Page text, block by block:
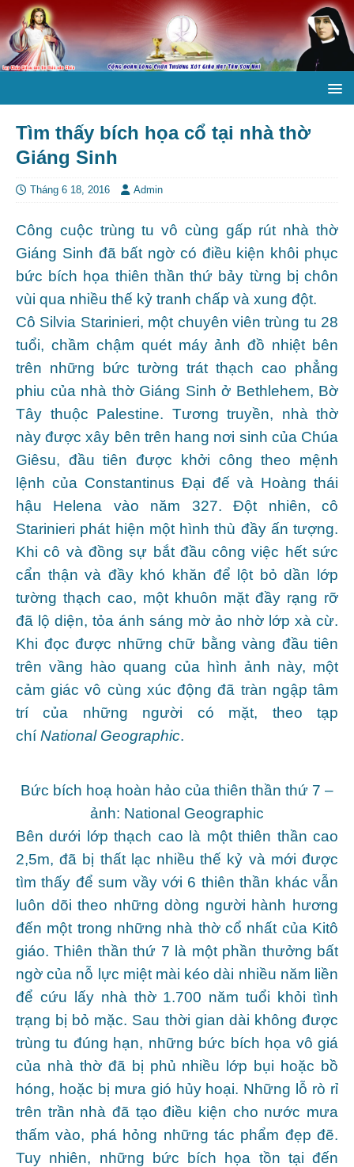
Tìm thấy bích họa cổ tại nhà thờ
Giáng Sinh
Tháng 6 18, 2016 Admin
Công cuộc trùng tu vô cùng gấp rút nhà thờ
Giáng Sinh đã bất ngờ có điều kiện khôi phục
bức bích họa thiên thần thứ bảy từng bị chôn
vùi qua nhiều thế kỷ tranh chấp và xung đột.
Cô Silvia Starinieri, một chuyên viên trùng tu 28
tuổi, chầm chậm quét máy ảnh đồ nhiệt bên
trên những bức tường trát thạch cao phẳng
phiu của nhà thờ Giáng Sinh ở Bethlehem, Bờ
Tây thuộc Palestine. Tương truyền, nhà thờ
này được xây bên trên hang nơi sinh của Chúa
Giêsu, đầu tiên được khởi công theo mệnh
lệnh của Constantinus Đại đế và Hoàng thái
hậu Helena vào năm 327. Đột nhiên, cô
Starinieri phát hiện một hình thù đầy ấn tượng.
Khi cô và đồng sự bắt đầu công việc hết sức
cẩn thận và đầy khó khăn để lột bỏ dần lớp
tường thạch cao, một khuôn mặt đầy rạng rỡ
đã lộ diện, tỏa ánh sáng mờ ảo nhờ lớp xà cừ.
Khi đọc được những chữ bằng vàng đầu tiên
trên vầng hào quang của hình ảnh này, một
cảm giác vô cùng xúc động đã tràn ngập tâm
trí của những người có mặt, theo tạp
chí National Geographic.
Bức bích hoạ hoàn hảo của thiên thần thứ 7 –
ảnh: National Geographic
Bên dưới lớp thạch cao là một thiên thần cao
2,5m, đã bị thất lạc nhiều thế kỷ và mới được
tìm thấy để sum vầy với 6 thiên thần khác vẫn
luôn dõi theo những dòng người hành hương
đến một trong những nhà thờ cổ nhất của Kitô
giáo. Thiên thần thứ 7 là một phần thưởng bất
ngờ của nỗ lực miệt mài kéo dài nhiều năm liền
để cứu lấy nhà thờ 1.700 năm tuổi khỏi tình
trạng bị bỏ mặc. Sau thời gian dài không được
trùng tu đúng hạn, những bức bích họa vô giá
của nhà thờ đã bị phủ nhiều lớp bụi hoặc bồ
hóng, hoặc bị mưa gió hủy hoại. Những lỗ rò rỉ
trên trần nhà đã tạo điều kiện cho nước mưa
thấm vào, phá hỏng những tác phẩm đẹp đẽ.
Tuy nhiên, những bức bích họa tồn tại đến